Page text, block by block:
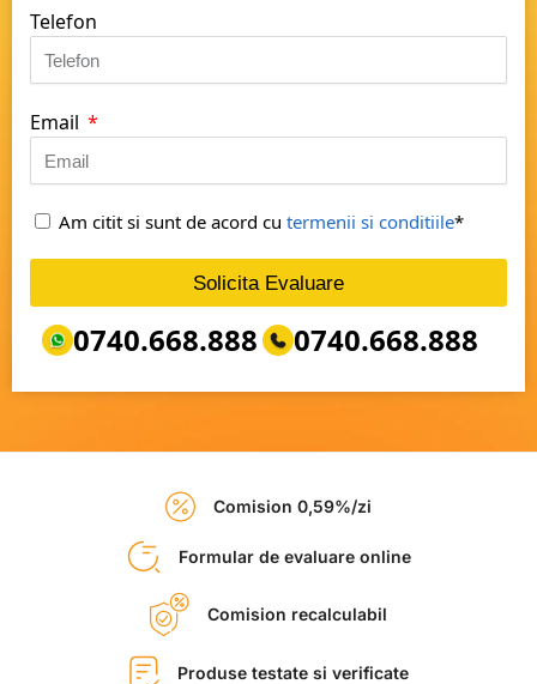
Telefon
Email
Am citit si sunt de acord cu termenii si conditiile*
Solicita Evaluare
0740.668.888 0740.668.888
Comision 0,59%/zi
Formular de evaluare online
Comision recalculabil
Produse testate si verificate